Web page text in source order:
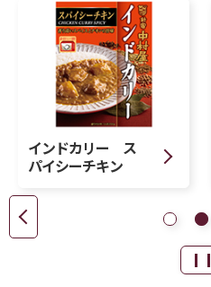
インドカリー ス
パイシーチキン